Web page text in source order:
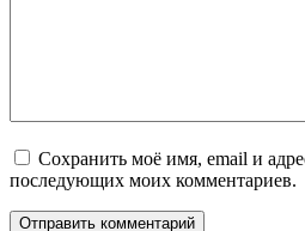
Сохранить моё имя, email и
последующих моих комментариев.